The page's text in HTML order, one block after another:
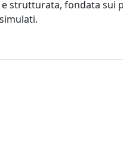
e strutturata, fondata sui